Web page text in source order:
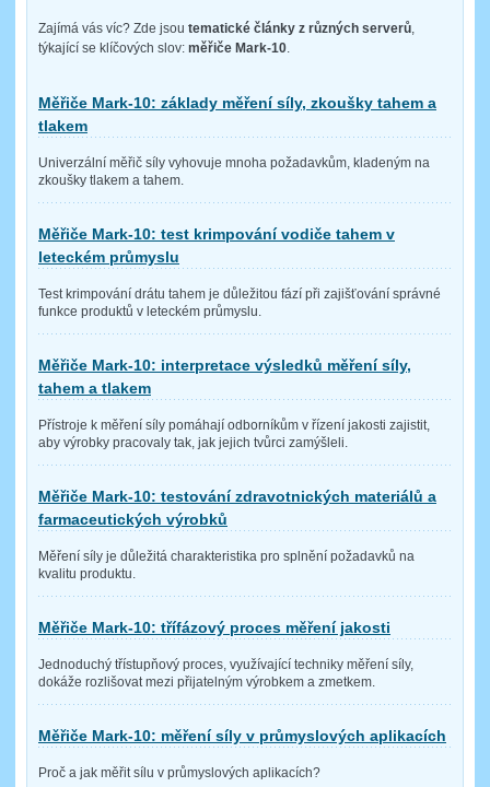
Zajímá vás víc? Zde jsou tematické články z různých serverů,
týkající se klíčových slov: měřiče Mark-10.
Měřiče Mark-10: základy měření síly, zkoušky tahem a
tlakem
Univerzální měřič síly vyhovuje mnoha požadavkům, kladeným na
zkoušky tlakem a tahem.
Měřiče Mark-10: test krimpování vodiče tahem v
leteckém průmyslu
Test krimpování drátu tahem je důležitou fází při zajišťování správné
funkce produktů v leteckém průmyslu.
Měřiče Mark-10: interpretace výsledků měření síly,
tahem a tlakem
Přístroje k měření síly pomáhají odborníkům v řízení jakosti zajistit,
aby výrobky pracovaly tak, jak jejich tvůrci zamýšleli.
Měřiče Mark-10: testování zdravotnických materiálů a
farmaceutických výrobků
Měření síly je důležitá charakteristika pro splnění požadavků na
kvalitu produktu.
Měřiče Mark-10: třífázový proces měření jakosti
Jednoduchý třístupňový proces, využívající techniky měření síly,
dokáže rozlišovat mezi přijatelným výrobkem a zmetkem.
Měřiče Mark-10: měření síly v průmyslových aplikacích
Proč a jak měřit sílu v průmyslových aplikacích?